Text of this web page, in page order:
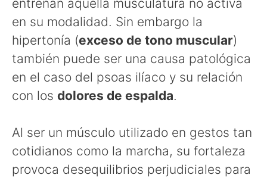
entrenan aquella musculatura no activa
en su modalidad. Sin embargo la
hipertonía (exceso de tono muscular)
también puede ser una causa patológica
en el caso del psoas ilíaco y su relación
con los dolores de espalda.
Al ser un músculo utilizado en gestos tan
cotidianos como la marcha, su fortaleza
provoca desequilibrios perjudiciales para